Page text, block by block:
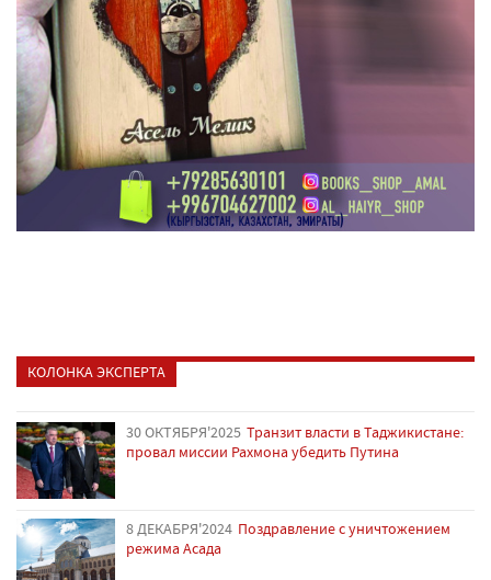
КОЛОНКА ЭКСПЕРТА
30 ОКТЯБРЯ'2025 Транзит власти в Таджикистане:
провал миссии Рахмона убедить Путина
8 ДЕКАБРЯ'2024 Поздравление с уничтожением
режима Асада